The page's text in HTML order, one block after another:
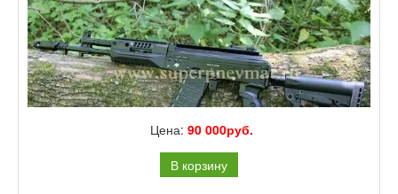
Цена: 90 000руб.
В корзину